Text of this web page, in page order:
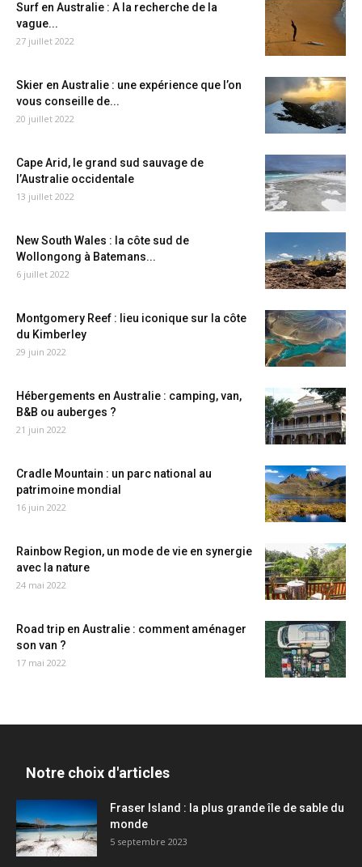
Surf en Australie : A la recherche de la
vague...
27 juillet 2022
Skier en Australie : une expérience que l’on
vous conseille de...
20 juillet 2022
Cape Arid, le grand sud sauvage de
l’Australie occidentale
13 juillet 2022
New South Wales : la côte sud de
Wollongong à Batemans...
6 juillet 2022
Montgomery Reef : lieu iconique sur la côte
du Kimberley
29 juin 2022
Hébergements en Australie : camping, van,
B&B ou auberges ?
21 juin 2022
Cradle Mountain : un parc national au
patrimoine mondial
16 juin 2022
Rainbow Region, un mode de vie en synergie
avec la nature
24 mai 2022
Road trip en Australie : comment aménager
son van ?
17 mai 2022
Notre choix d'articles
Fraser Island : la plus grande île de sable du
monde
5 septembre 2023